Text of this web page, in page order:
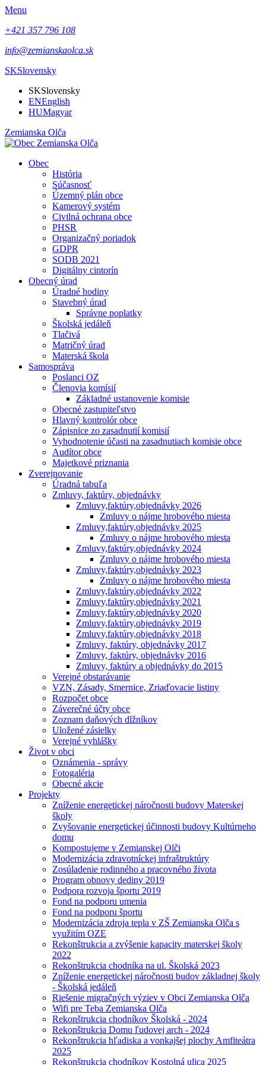
Menu
+421 357 796 108
info@zemianskaolca.sk
SKSlovensky
SKSlovensky
ENEnglish
HUMagyar
Zemianska Olča
Obec
História
Súčasnosť
Územný plán obce
Kamerový systém
Civilná ochrana obce
PHSR
Organizačný poriadok
GDPR
SODB 2021
Digitálny cintorín
Obecný úrad
Úradné hodiny
Stavebný úrad
Správne poplatky
Školská jedáleň
Tlačivá
Matričný úrad
Materská škola
Samospráva
Poslanci OZ
Členovia komísií
Základné ustanovenie komisie
Obecné zastupiteľstvo
Hlavný kontrolór obce
Zápisnice zo zasadnutií komisií
Vyhodnotenie účasti na zasadnutiach komisie obce
Audítor obce
Majetkové priznania
Zverejnovanie
Úradná tabuľa
Zmluvy, faktúry, objednávky
Zmluvy,faktúry,objednávky 2026
Zmluvy o nájme hrobového miesta
Zmluvy,faktúry,objednávky 2025
Zmluvy o nájme hrobového miesta
Zmluvy,faktúry,objednávky 2024
Zmluvy o nájme hrobového miesta
Zmluvy,faktúry,objednávky 2023
Zmluvy o nájme hrobového miesta
Zmluvy,faktúry,objednávky 2022
Zmluvy,faktúry,objednávky 2021
Zmluvy,faktúry,objednávky 2020
Zmluvy,faktúry,objednávky 2019
Zmluvy,faktúry,objednávky 2018
Zmluvy, faktúry, objednávky 2017
Zmluvy, faktúry, objednávky 2016
Zmluvy, faktúry a objednávky do 2015
Verejné obstarávanie
VZN, Zásady, Smernice, Zriaďovacie listiny
Rozpočet obce
Záverečné účty obce
Zoznam daňových dlžníkov
Uložené zásielky
Verejné vyhlášky
Život v obci
Oznámenia - správy
Fotogaléria
Obecné akcie
Projekty
Zníženie energetickej náročnosti budovy Materskej
školy
Zvyšovanie energetickej účinnosti budovy Kultúrneho
domu
Kompostujeme v Zemianskej Olči
Modernizácia zdravotníckej infraštruktúry
Zosúladenie rodinného a pracovného života
Program obnovy dediny 2019
Podpora rozvoja športu 2019
Fond na podporu umenia
Fond na podporu športu
Modernizácia zdroja tepla v ZŠ Zemianska Olča s
využitím OZE
Rekonštrukcia a zvýšenie kapacity materskej školy
2022
Rekonštrukcia chodníka na ul. Školská 2023
Zníženie energetickej náročnosti budov základnej školy
- Školská jedáleň
Riešenie migračných výziev v Obci Zemianska Olča
Wifi pre Teba Zemianska Olča
Rekonštrukcia chodníkov Školská - 2024
Rekonštrukcia Domu ľudovej arch - 2024
Rekonštrukcia hľadiska a vonkajšej plochy Amfiteátra
2025
Rekonštrukcia chodníkov Kostolná ulica 2025